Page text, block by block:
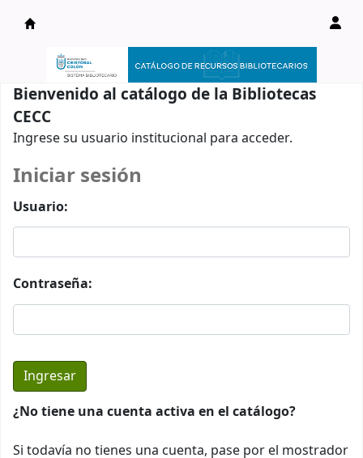
Catálogo en línea
Bienvenido al catálogo de la Bibliotecas
CECC
Ingrese su usuario institucional para acceder.
Iniciar sesión
Usuario:
Contraseña:
¿No tiene una cuenta activa en el catálogo?
Si todavía no tienes una cuenta, pase por el mostrador